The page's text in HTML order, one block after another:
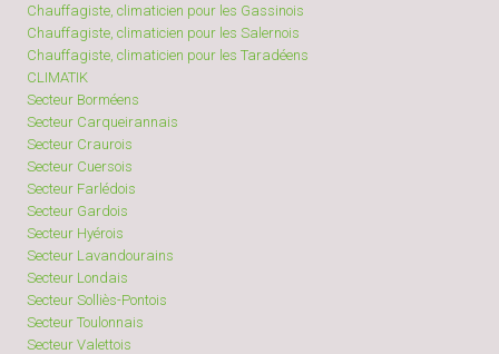
Chauffagiste, climaticien pour les Gassinois
Chauffagiste, climaticien pour les Salernois
Chauffagiste, climaticien pour les Taradéens
CLIMATIK
Secteur Borméens
Secteur Carqueirannais
Secteur Craurois
Secteur Cuersois
Secteur Farlédois
Secteur Gardois
Secteur Hyérois
Secteur Lavandourains
Secteur Londais
Secteur Solliès-Pontois
Secteur Toulonnais
Secteur Valettois